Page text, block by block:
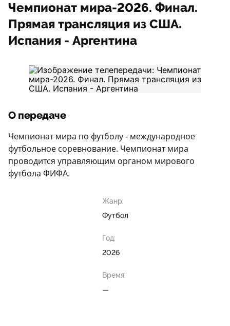
Чемпионат мира-2026. Финал.
Прямая трансляция из США.
Испания - Аргентина
О передаче
Чемпионат мира по футболу - международное
футбольное соревнование. Чемпионат мира
проводится управляющим органом мирового
футбола ФИФА.
Жанр:
Футбол
Год:
2026
Время:
—